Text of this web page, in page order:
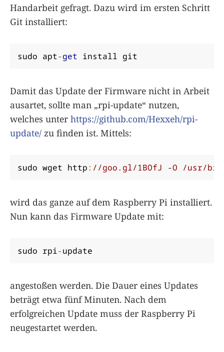
Handarbeit gefragt. Dazu wird im ersten Schritt
Git installiert:
sudo apt-get install git
Damit das Update der Firmware nicht in Arbeit
ausartet, sollte man „rpi-update“ nutzen,
welches unter https://github.com/Hexxeh/rpi-
update/ zu finden ist. Mittels:
sudo wget http: //goo.gl/1BOfJ -O /usr/
wird das ganze auf dem Raspberry Pi installiert.
Nun kann das Firmware Update mit:
sudo rpi-update
angestoßen werden. Die Dauer eines Updates
beträgt etwa fünf Minuten. Nach dem
erfolgreichen Update muss der Raspberry Pi
neugestartet werden.